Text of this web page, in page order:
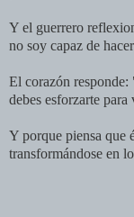
Y el guerrero
no soy capaz de
El corazón responde:
debes esforzarte
Y porque piensa que
transformándose en